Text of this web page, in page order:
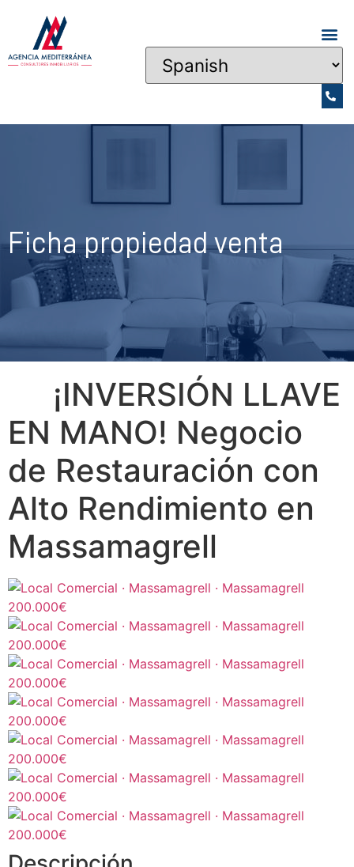
Ficha propiedad venta
¡INVERSIÓN LLAVE
EN MANO! Negocio
de Restauración con
Alto Rendimiento en
Massamagrell